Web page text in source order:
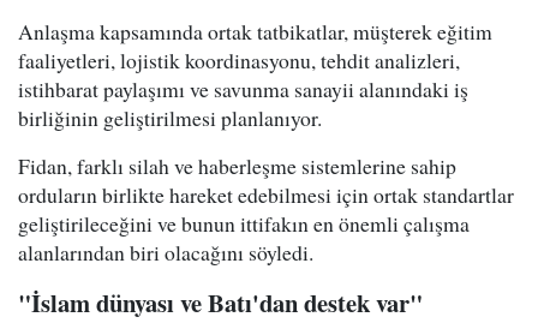
Anlaşma kapsamında ortak tatbikatlar, müşterek eğitim
faaliyetleri, lojistik koordinasyonu, tehdit analizleri,
istihbarat paylaşımı ve savunma sanayii alanındaki iş
birliğinin geliştirilmesi planlanıyor.
Fidan, farklı silah ve haberleşme sistemlerine sahip
orduların birlikte hareket edebilmesi için ortak standartlar
geliştirileceğini ve bunun ittifakın en önemli çalışma
alanlarından biri olacağını söyledi.
"İslam dünyası ve Batı'dan destek var"